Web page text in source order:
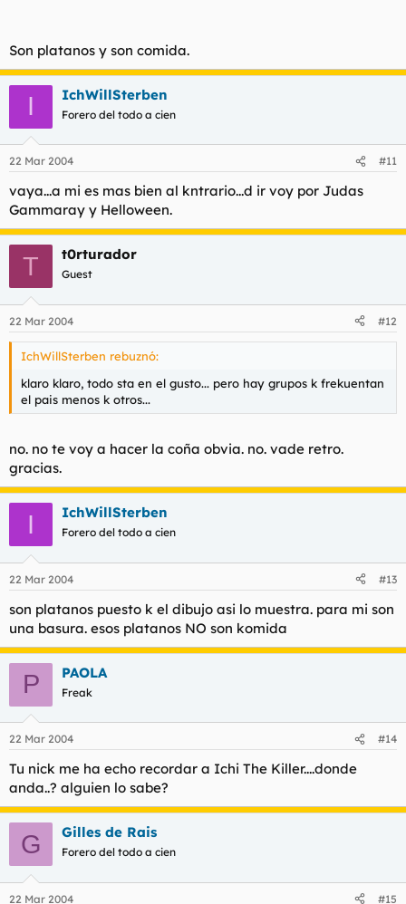
Son platanos y son comida.
I IchWillSterben
Forero del todo a cien
22 Mar 2004 #11
vaya...a mi es mas bien al kntrario...d ir voy por Judas
Gammaray y Helloween.
T t0rturador
Guest
22 Mar 2004 #12
IchWillSterben rebuznó:
klaro klaro, todo sta en el gusto... pero hay grupos k frekuentan
el pais menos k otros...
no. no te voy a hacer la coña obvia. no. vade retro.
gracias.
I IchWillSterben
Forero del todo a cien
22 Mar 2004 #13
son platanos puesto k el dibujo asi lo muestra. para mi son
una basura. esos platanos NO son komida
P PAOLA
Freak
22 Mar 2004 #14
Tu nick me ha echo recordar a Ichi The Killer....donde
anda..? alguien lo sabe?
G Gilles de Rais
Forero del todo a cien
22 Mar 2004 #15